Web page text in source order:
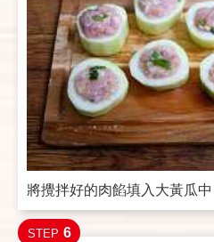
將攪拌好的肉餡填入大黃瓜中
STEP 6